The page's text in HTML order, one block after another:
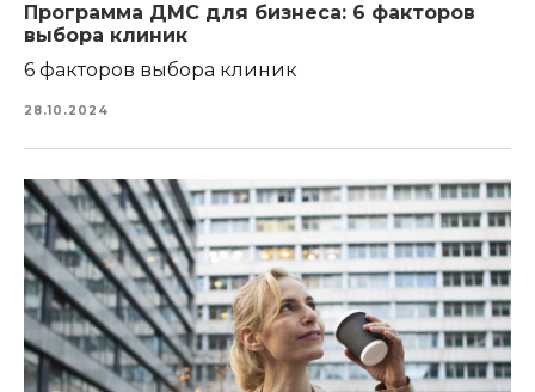
Программа ДМС для бизнеса: 6 факторов
выбора клиник
6 факторов выбора клиник
28.10.2024